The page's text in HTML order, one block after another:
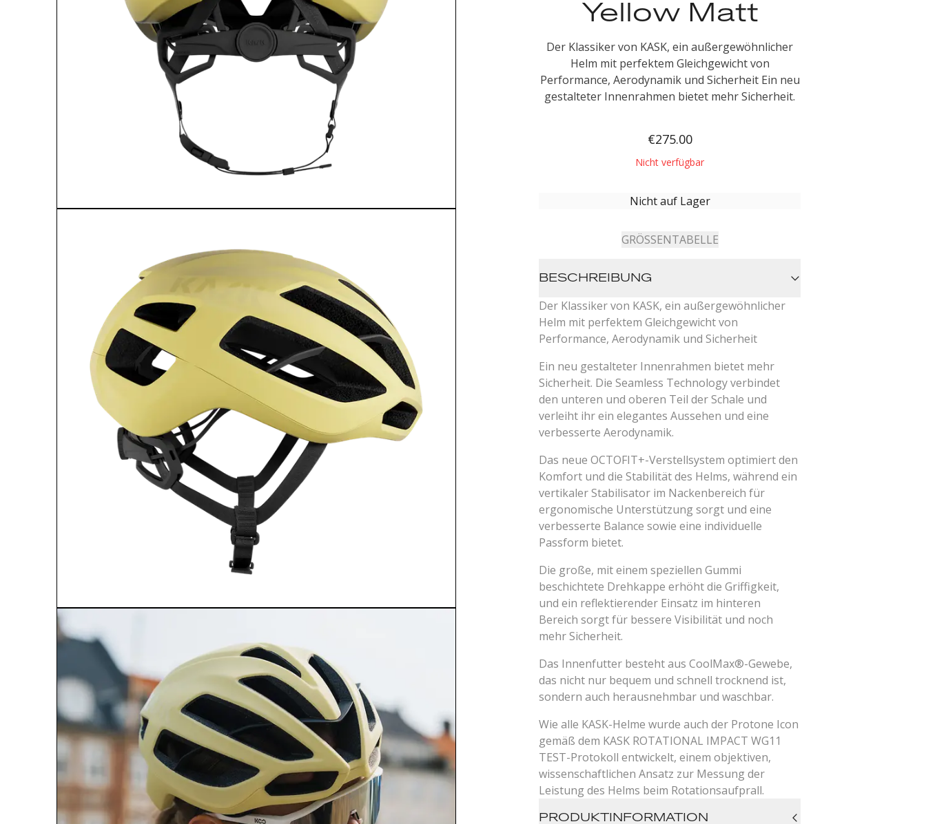
Yellow Matt
Der Klassiker von KASK, ein außergewöhnlicher
Helm mit perfektem Gleichgewicht von
Performance, Aerodynamik und Sicherheit Ein neu
gestalteter Innenrahmen bietet mehr Sicherheit.
€275.00
Nicht verfügbar
Nicht auf Lager
GRÖSSENTABELLE
BESCHREIBUNG
Der Klassiker von KASK, ein außergewöhnlicher
Helm mit perfektem Gleichgewicht von
Performance, Aerodynamik und Sicherheit
Ein neu gestalteter Innenrahmen bietet mehr
Sicherheit. Die Seamless Technology verbindet
den unteren und oberen Teil der Schale und
verleiht ihr ein elegantes Aussehen und eine
verbesserte Aerodynamik.
Das neue OCTOFIT+-Verstellsystem optimiert den
Komfort und die Stabilität des Helms, während ein
vertikaler Stabilisator im Nackenbereich für
ergonomische Unterstützung sorgt und eine
verbesserte Balance sowie eine individuelle
Passform bietet.
Die große, mit einem speziellen Gummi
beschichtete Drehkappe erhöht die Griffigkeit,
und ein reflektierender Einsatz im hinteren
Bereich sorgt für bessere Visibilität und noch
mehr Sicherheit.
Das Innenfutter besteht aus CoolMax®-Gewebe,
das nicht nur bequem und schnell trocknend ist,
sondern auch herausnehmbar und waschbar.
Wie alle KASK-Helme wurde auch der Protone Icon
gemäß dem KASK ROTATIONAL IMPACT WG11
TEST-Protokoll entwickelt, einem objektiven,
wissenschaftlichen Ansatz zur Messung der
Leistung des Helms beim Rotationsaufprall.
PRODUKTINFORMATION